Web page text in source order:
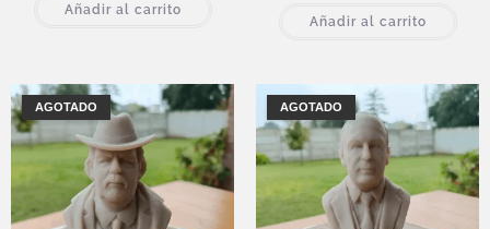
Añadir al carrito
Añadir al carrito
AGOTADO AGOTADO